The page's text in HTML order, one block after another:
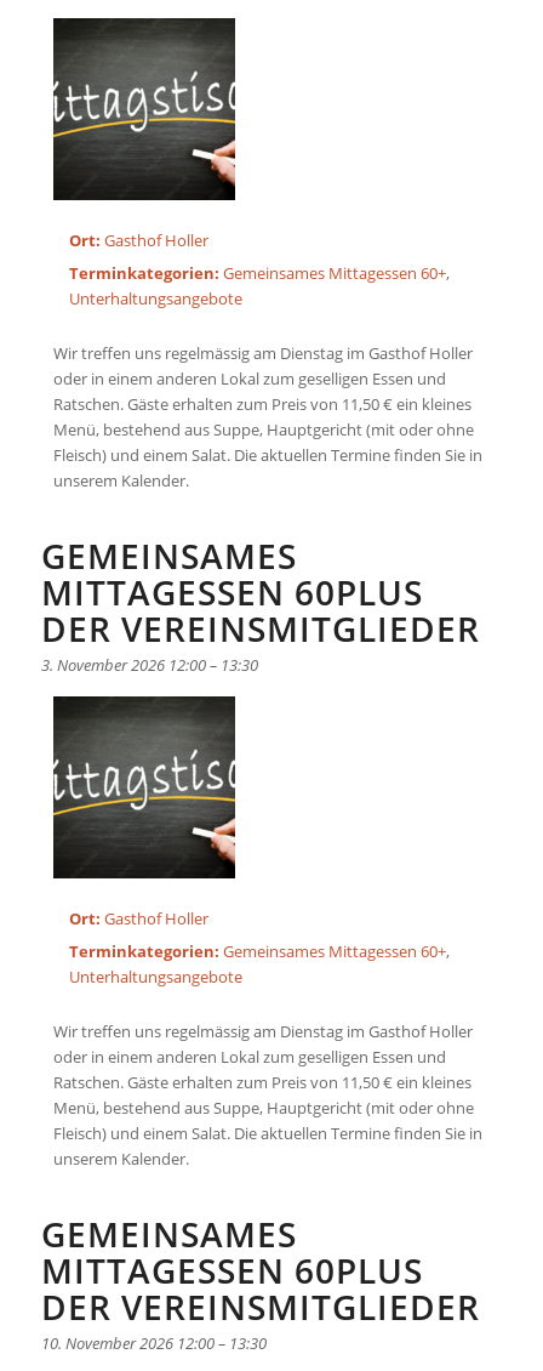
Ort: Gasthof Holler
Terminkategorien: Gemeinsames Mittagessen 60+,
Unterhaltungsangebote
Wir treffen uns regelmässig am Dienstag im Gasthof Holler
oder in einem anderen Lokal zum geselligen Essen und
Ratschen. Gäste erhalten zum Preis von 11,50 € ein kleines
Menü, bestehend aus Suppe, Hauptgericht (mit oder ohne
Fleisch) und einem Salat. Die aktuellen Termine finden Sie in
unserem Kalender.
GEMEINSAMES
MITTAGESSEN 60PLUS
DER VEREINSMITGLIEDER
3. November 2026 12:00– 13:30
Ort: Gasthof Holler
Terminkategorien: Gemeinsames Mittagessen 60+,
Unterhaltungsangebote
Wir treffen uns regelmässig am Dienstag im Gasthof Holler
oder in einem anderen Lokal zum geselligen Essen und
Ratschen. Gäste erhalten zum Preis von 11,50 € ein kleines
Menü, bestehend aus Suppe, Hauptgericht (mit oder ohne
Fleisch) und einem Salat. Die aktuellen Termine finden Sie in
unserem Kalender.
GEMEINSAMES
MITTAGESSEN 60PLUS
DER VEREINSMITGLIEDER
10. November 2026 12:00– 13:30